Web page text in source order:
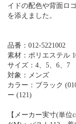
イドの配色や背面ロ
を添えました。
品番：012-5221002
素材：ポリエステル
サイズ：4、5、6、7
対象：メンズ
カラー：ブラック
ー (121)
【メーカー実寸(単位